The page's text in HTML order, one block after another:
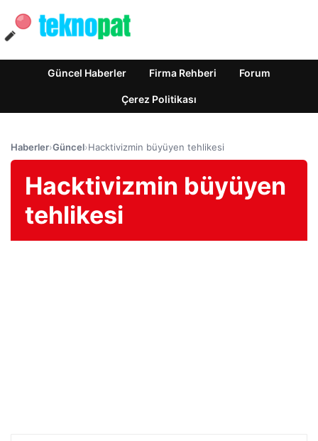
Güncel Haberler Firma Rehberi Forum
Çerez Politikası
Haberler›Güncel›Hacktivizmin büyüyen tehlikesi
Hacktivizmin büyüyen
tehlikesi